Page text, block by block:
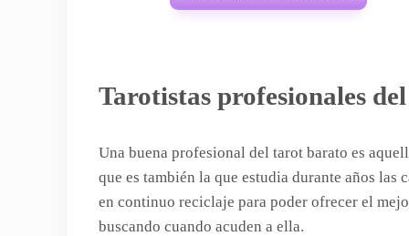
Tarotistas profesionales
Una buena profesional del tarot barato es
que es también la que estudia durante años las
en continuo reciclaje para poder ofrecer el
buscando cuando acuden a ella.